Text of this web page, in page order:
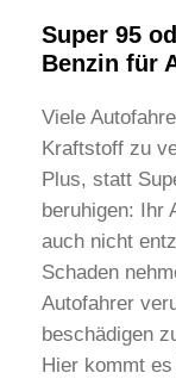
Super 95
Benzin für
Viele
Kraftstoff zu
Plus, statt
beruhigen: Ihr
auch nicht
Schaden
Autofahrer
beschädigen
Hier kommt